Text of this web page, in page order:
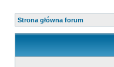
Strona główna forum